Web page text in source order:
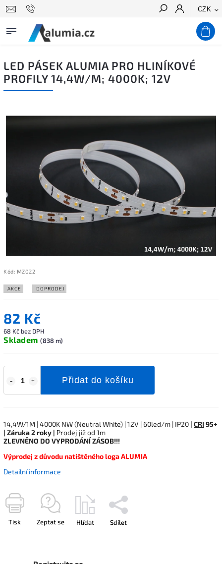
CZK
Hledat
LED PÁSEK ALUMIA PRO HLINÍKOVÉ
PROFILY 14,4W/M; 4000K; 12V
Kód: MZ022
AKCE DOPRODEJ
82 Kč
68 Kč bez DPH
Skladem (838 m)
Přidat do košíku
14,4W/1M | 4000K NW (Neutral White) | 12V | 60led/m | IP20 | CRI95+
| Záruka 2 roky | Prodej již od 1m
ZLEVNĚNO DO VYPRODÁNÍ ZÁSOB!!!
Výprodej z důvodu natištěného loga ALUMIA
Detailní informace
Tisk Zeptat se Hlídat Sdílet